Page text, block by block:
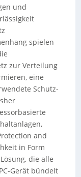
und
spielen
zur Verteilung
eine
Schutz-
and
in Form
die alle
Gerät bündelt